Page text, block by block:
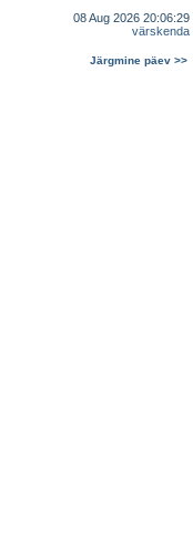
08 Aug 2026 20:06:29
värskenda
Järgmine päev >>